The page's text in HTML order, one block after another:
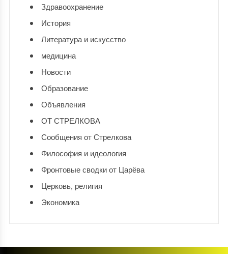
Здравоохранение
История
Литература и искусство
медицина
Новости
Образование
Объявления
ОТ СТРЕЛКОВА
Сообщения от Стрелкова
Философия и идеология
Фронтовые сводки от Царёва
Церковь, религия
Экономика